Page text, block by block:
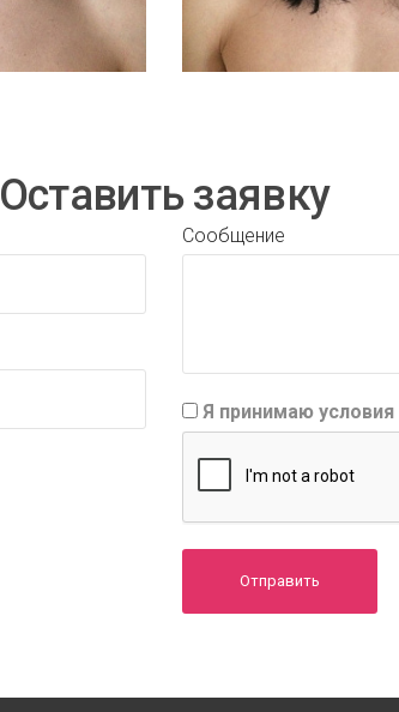
Оставить заявку
Сообщение
Я принимаю условия
Отправить